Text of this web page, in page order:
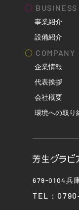
〇 BUSINESS
事業紹介
設備紹介
〇 COMPANY
企業情報
代表挨拶
会社概要
環境への取り
679-0104兵
TEL：